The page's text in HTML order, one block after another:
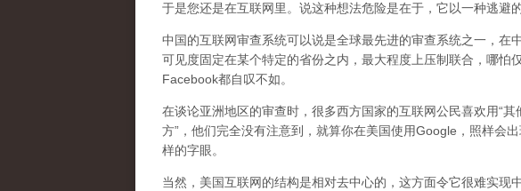
于是您还是在互联网里。说这种想法危险是在于，它以一种逃避
中国的互联网审查系统可以说是全球最先进的审查系统之一，在
可见度固定在某个特定的省份之内，最大程度上压制联合 ，哪怕
Facebook都自叹不如。
在谈论亚洲地区的审查时，很多西方国家的互联网公民喜欢用“
方”，他们完全没有注意到， 就算你在美国使用Google，照样会
样的字眼。
当然，美国互联网的结构是相对去中心的，这方面令它很难实现